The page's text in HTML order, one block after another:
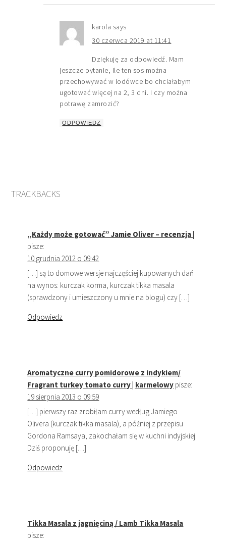
karola says
30 czerwca 2019 at 11:41
Dziękuję za odpowiedź. Mam
jeszcze pytanie, ile ten sos można
przechowywać w lodówce bo chciałabym
ugotować więcej na 2, 3 dni. I czy można
potrawę zamrozić?
ODPOWIEDZ
TRACKBACKS
„Każdy może gotować” Jamie Oliver – recenzja |
pisze:
10 grudnia 2012 o 09:42
[…] są to domowe wersje najczęściej kupowanych dań
na wynos: kurczak korma, kurczak tikka masala
(sprawdzony i umieszczony u mnie na blogu) czy […]
Odpowiedz
Aromatyczne curry pomidorowe z indykiem/
Fragrant turkey tomato curry | karmelowy pisze:
19 sierpnia 2013 o 09:59
[…] pierwszy raz zrobiłam curry według Jamiego
Olivera (kurczak tikka masala), a później z przepisu
Gordona Ramsaya, zakochałam się w kuchni indyjskiej.
Dziś proponuję […]
Odpowiedz
Tikka Masala z jagnięciną / Lamb Tikka Masala
pisze: